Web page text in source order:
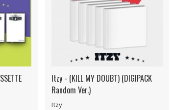
Itzy - (KILL MY DOUBT) (DIGIPACK
Random Ver.)
Itzy